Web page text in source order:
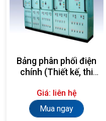
Bảng phân phối điện
chính (Thiết kế, thi
yêu cầu)
Giá: liên hệ
Mua ngay